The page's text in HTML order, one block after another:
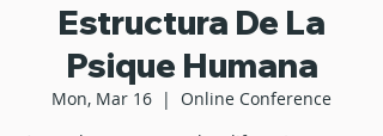
Estructura De La
Psique Humana
Mon, Mar 16
  |
Online Conference